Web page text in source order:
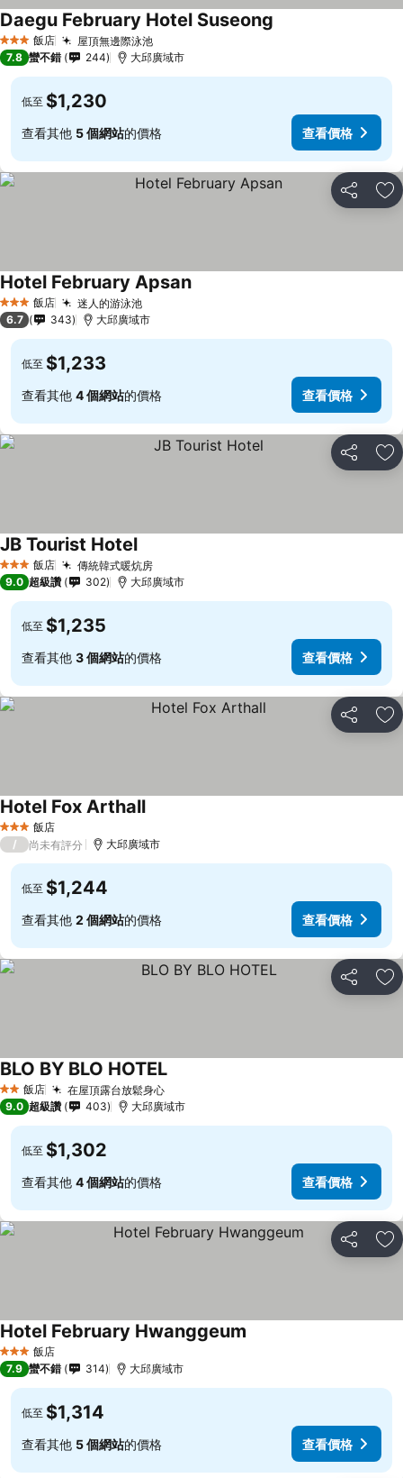
3 星級 飯店 屋頂無邊際泳池
Daegu February Hotel Suseong
7.8 蠻不錯 244 大邱廣域市
低至 $1,230
查看其他 5 個網站的價格 查看價格
分享 加
3 星級 飯店 迷人的游泳池
Hotel February Apsan
6.7 343 大邱廣域市
低至 $1,233
查看其他 4 個網站的價格 查看價格
分享 加
3 星級 飯店 傳統韓式暖炕房
JB Tourist Hotel
9.0 超級讚 302 大邱廣域市
低至 $1,235
查看其他 3 個網站的價格 查看價格
分享 加
3 星級 飯店
Hotel Fox Arthall
/ 尚未有評分 大邱廣域市
低至 $1,244
查看其他 2 個網站的價格 查看價格
分享 加
2 星級飯店 在屋頂露台放鬆身心
BLO BY BLO HOTEL
9.0 超級讚 403 大邱廣域市
低至 $1,302
查看其他 4 個網站的價格 查看價格
分享 加
3 星級 飯店
Hotel February Hwanggeum
7.9 蠻不錯 314 大邱廣域市
低至 $1,314
查看其他 5 個網站的價格 查看價格